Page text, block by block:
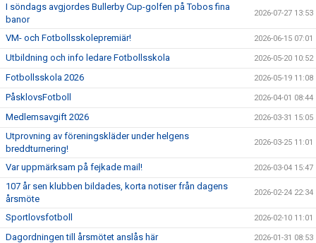
I söndags avgjordes Bullerby Cup-golfen på Tobos fina
banor
2026-07-27 13:53
VM- och Fotbollsskolepremiär! 2026-06-15 07:01
Utbildning och info ledare Fotbollsskola 2026-05-20 10:52
Fotbollsskola 2026 2026-05-19 11:08
PåsklovsFotboll 2026-04-01 08:44
Medlemsavgift 2026 2026-03-31 15:05
Utprovning av föreningskläder under helgens
breddturnering!
2026-03-25 11:01
Var uppmärksam på fejkade mail! 2026-03-04 15:47
107 år sen klubben bildades, korta notiser från dagens
årsmöte
2026-02-24 22:34
Sportlovsfotboll 2026-02-10 11:01
Dagordningen till årsmötet anslås här 2026-01-31 08:53